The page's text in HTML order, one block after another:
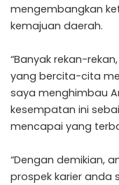
mengembangkan
kemajuan daerah.
“Banyak rekan-
yang bercita-cita
saya menghimbau
kesempatan ini
mencapai yang
“Dengan demikian,
prospek karier anda